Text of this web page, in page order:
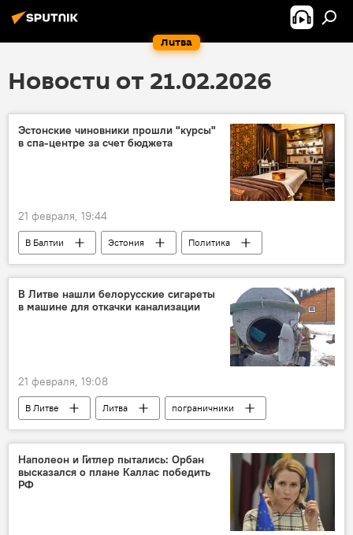
Литва
Новости от 21.02.2026
Эстонские чиновники прошли "курсы"
в спа-центре за счет бюджета
21 февраля, 19:44
В Балтии Эстония
Политика
Общество
отдых
бюджет
государственный бюджет
финансы
В Литве нашли белорусские сигареты
в машине для откачки канализации
21 февраля, 19:08
В Литве Литва
пограничники
Государственная служба охраны государственной границы (VSAT)
контрабанда сигарет
Наполеон и Гитлер пытались: Орбан
высказался о плане Каллас победить
РФ